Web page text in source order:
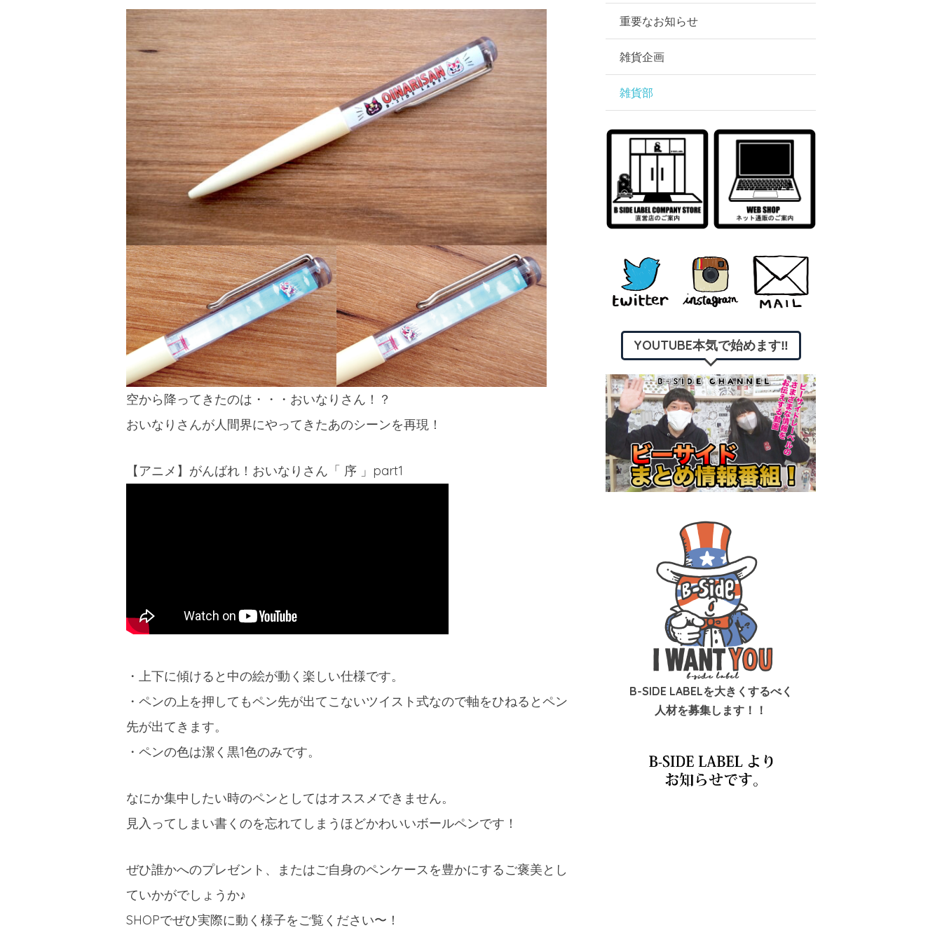
空から降ってきたのは・・・おいなりさん！？
おいなりさんが人間界にやってきたあのシーンを再現！
【アニメ】がんばれ！おいなりさん「 序 」part1
・上下に傾けると中の絵が動く楽しい仕様です。
・ペンの上を押してもペン先が出てこないツイスト式なので軸をひねるとペン
先が出てきます。
・ペンの色は潔く黒1色のみです。
なにか集中したい時のペンとしてはオススメできません。
見入ってしまい書くのを忘れてしまうほどかわいいボールペンです！
ぜひ誰かへのプレゼント、またはご自身のペンケースを豊かにするご褒美とし
ていかがでしょうか♪
SHOPでぜひ実際に動く様子をご覧ください〜！
重要なお知らせ
雑貨企画
雑貨部
YOUTUBE本気で始めます‼︎
B-SIDE LABELを大きくするべく
人材を募集します！！